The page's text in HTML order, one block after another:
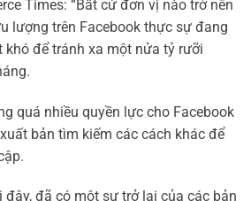
Times: “Bất cứ đơn vị nào trở nên
lượng trên Facebook thực sự đang
khó để tránh xa một nửa tỷ rưỡi
quá nhiều quyền lực cho Facebook
bản tìm kiếm các cách khác để
đây, đã có một sự trở lại của các bản